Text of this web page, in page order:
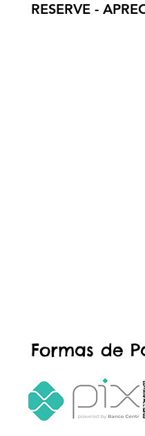
RESERVE -
Formas de